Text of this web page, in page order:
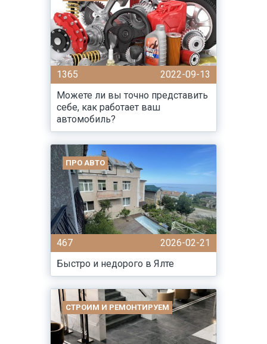
1365
2022-09-13
Можете ли вы точно представить
себе, как работает ваш
автомобиль?
ПРО АВТО
467
2026-02-21
Быстро и недорого в Ялте
СТРОИМ И РЕМОНТИРУЕМ